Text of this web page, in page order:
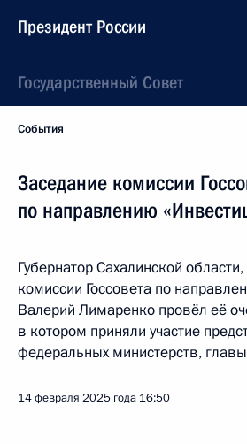
Президент России
Государственный Совет
События
Заседание комиссии
по направлению
Губернатор Сахалинской
комиссии Госсовета по
Валерий Лимаренко провёл её
в котором приняли участие
федеральных министерств,
14 февраля 2025 года 16:50